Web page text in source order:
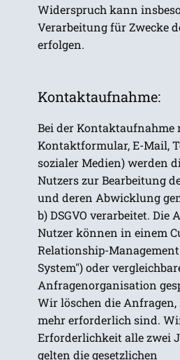
Widerspruch kann
Verarbeitung für Zwecke
erfolgen.
Kontaktaufnahme:
Bei der Kontaktaufnahme
Kontaktformular, E-Mail,
sozialer Medien) werden
Nutzers zur Bearbeitung
und deren Abwicklung
b) DSGVO verarbeitet. Die
Nutzer können in einem
Relationship-Management
System") oder
Anfragenorganisation
Wir löschen die
mehr erforderlich sind.
Erforderlichkeit alle zwei
gelten die gesetzlichen